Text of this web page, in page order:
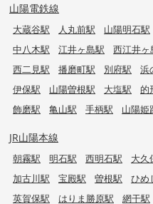
山陽電鉄線
大蔵谷駅 人丸前駅 山陽明石駅
中八木駅
江井ヶ島駅 西江井ヶ
西二見駅
播磨町駅 別府駅 浜
伊保駅
山陽曽根駅 大塩駅 的
飾磨駅
亀山駅 手柄駅 山陽姫
JR山陽本線
朝霧駅 明石駅 西明石駅 大久
加古川駅
宝殿駅 曽根駅 ひめ
英賀保駅
はりま勝原駅 網干駅